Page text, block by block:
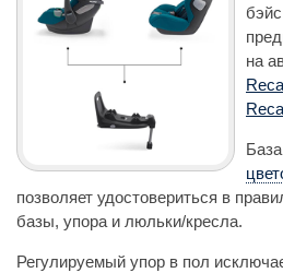
на
позволяет удостовериться в
базы, упора и люльки/кресла.
Регулируемый упор в пол